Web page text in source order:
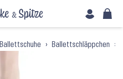
Ballettschuhe › Ballettschläppchen ›